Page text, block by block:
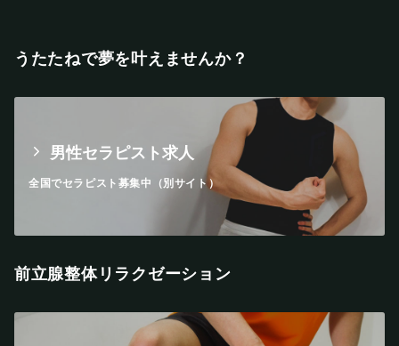
うたたねで夢を叶えませんか？
男性セラピスト求人
全国でセラピスト募集中（別サイト）
前立腺整体リラクゼーション